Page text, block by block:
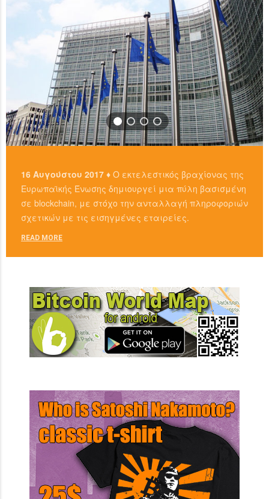
16 Αυγούστου 2017 ♦ Ο εκτελεστικός βραχίονας της
Ευρωπαϊκής Ένωσης δημιουργεί μια πύλη βασισμένη
σε blockchain, με στόχο την ανταλλαγή πληροφοριών
σχετικών με τις εισηγμένες εταιρείες.
READ MORE